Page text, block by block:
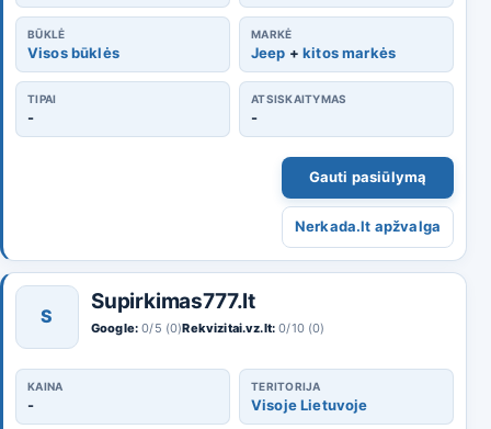
BŪKLĖ
Visos būklės
MARKĖ
Jeep +kitos markės
TIPAI
-
ATSISKAITYMAS
-
Gauti pasiūlymą
Nerkada.lt apžvalga
S
Supirkimas777.lt
Google: 0/5 (0)Rekvizitai.vz.lt: 0/10 (0)
KAINA
-
TERITORIJA
Visoje Lietuvoje